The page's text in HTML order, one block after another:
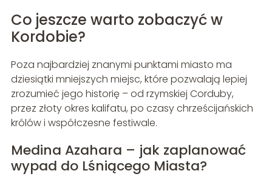
Co jeszcze warto zobaczyć w
Kordobie?
Poza najbardziej znanymi punktami miasto ma
dziesiątki mniejszych miejsc, które pozwalają lepiej
zrozumieć jego historię – od rzymskiej Corduby,
przez złoty okres kalifatu, po czasy chrześcijańskich
królów i współczesne festiwale.
Medina Azahara – jak zaplanować
wypad do Lśniącego Miasta?